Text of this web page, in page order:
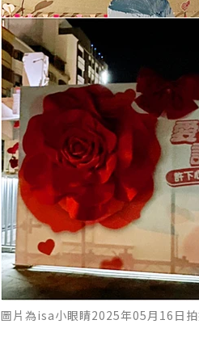
圖片為isa小眼睛2025年05月16日